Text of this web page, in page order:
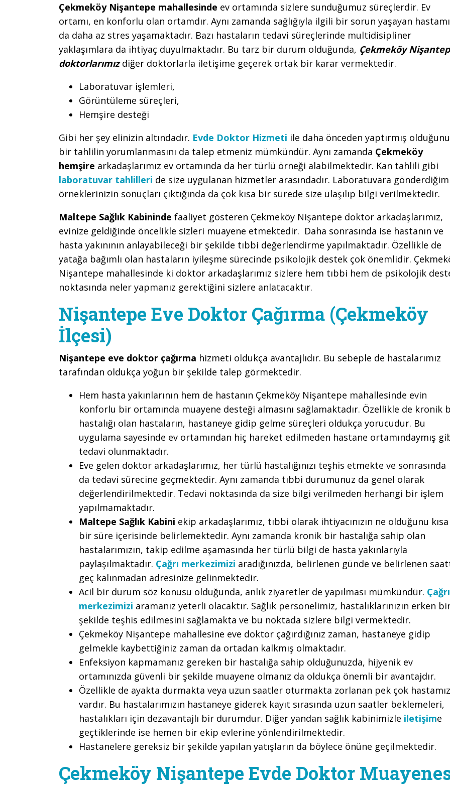
Çekmeköy Nişantepe mahallesinde ev ortamında sizlere sunduğumuz süreçlerdir. Ev
ortamı, en konforlu olan ortamdır. Aynı zamanda sağlığıyla ilgili bir sorun yaşayan
da daha az stres yaşamaktadır. Bazı hastaların tedavi süreçlerinde multidisipliner
yaklaşımlara da ihtiyaç duyulmaktadır. Bu tarz bir durum olduğunda, Çekmeköy
doktorlarımızdiğer doktorlarla iletişime geçerek ortak bir karar vermektedir.
Laboratuvar işlemleri,
Görüntüleme süreçleri,
Hemşire desteği
Gibi her şey elinizin altındadır. Evde Doktor Hizmeti ile daha önceden yaptırmış
bir tahlilin yorumlanmasını da talep etmeniz mümkündür. Aynı zamanda Çekmeköy
hemşire arkadaşlarımız ev ortamında da her türlü örneği alabilmektedir. Kan tahlili gibi
laboratuvar tahlilleri de size uygulanan hizmetler arasındadır. Laboratuvara
örneklerinizin sonuçları çıktığında da çok kısa bir sürede size ulaşılıp bilgi verilmektedir.
Maltepe Sağlık Kabininde faaliyet gösteren Çekmeköy Nişantepe doktor arkadaşlarımız,
evinize geldiğinde öncelikle sizleri muayene etmektedir. Daha sonrasında ise hastanın ve
hasta yakınının anlayabileceği bir şekilde tıbbi değerlendirme yapılmaktadır. Özellikle de
yatağa bağımlı olan hastaların iyileşme sürecinde psikolojik destek çok önemlidir.
Nişantepe mahallesinde ki doktor arkadaşlarımız sizlere hem tıbbi hem de psikolojik
noktasında neler yapmanız gerektiğini sizlere anlatacaktır.
Nişantepe Eve Doktor Çağırma (Çekmeköy
İlçesi)
Nişantepe eve doktor çağırma hizmeti oldukça avantajlıdır. Bu sebeple de hastalarımız
tarafından oldukça yoğun bir şekilde talep görmektedir.
Hem hasta yakınlarının hem de hastanın Çekmeköy Nişantepe mahallesinde evin
konforlu bir ortamında muayene desteği almasını sağlamaktadır. Özellikle de kronik
hastalığı olan hastaların, hastaneye gidip gelme süreçleri oldukça yorucudur. Bu
uygulama sayesinde ev ortamından hiç hareket edilmeden hastane ortamındaymış
tedavi olunmaktadır.
Eve gelen doktor arkadaşlarımız, her türlü hastalığınızı teşhis etmekte ve sonrasında
da tedavi sürecine geçmektedir. Aynı zamanda tıbbi durumunuz da genel olarak
değerlendirilmektedir. Tedavi noktasında da size bilgi verilmeden herhangi bir işlem
yapılmamaktadır.
Maltepe Sağlık Kabini ekip arkadaşlarımız, tıbbi olarak ihtiyacınızın ne olduğunu kısa
bir süre içerisinde belirlemektedir. Aynı zamanda kronik bir hastalığa sahip olan
hastalarımızın, takip edilme aşamasında her türlü bilgi de hasta yakınlarıyla
paylaşılmaktadır. Çağrı merkezimizi aradığınızda, belirlenen günde ve belirlenen
geç kalınmadan adresinize gelinmektedir.
Acil bir durum söz konusu olduğunda, anlık ziyaretler de yapılması mümkündür. Çağrı
merkezimizi aramanız yeterli olacaktır. Sağlık personelimiz, hastalıklarınızın erken
şekilde teşhis edilmesini sağlamakta ve bu noktada sizlere bilgi vermektedir.
Çekmeköy Nişantepe mahallesine eve doktor çağırdığınız zaman, hastaneye gidip
gelmekle kaybettiğiniz zaman da ortadan kalkmış olmaktadır.
Enfeksiyon kapmamanız gereken bir hastalığa sahip olduğunuzda, hijyenik ev
ortamınızda güvenli bir şekilde muayene olmanız da oldukça önemli bir avantajdır.
Özellikle de ayakta durmakta veya uzun saatler oturmakta zorlanan pek çok hastamız
vardır. Bu hastalarımızın hastaneye giderek kayıt sırasında uzun saatler beklemeleri,
hastalıkları için dezavantajlı bir durumdur. Diğer yandan sağlık kabinimizle iletişime
geçtiklerinde ise hemen bir ekip evlerine yönlendirilmektedir.
Hastanelere gereksiz bir şekilde yapılan yatışların da böylece önüne geçilmektedir.
Çekmeköy Nişantepe Evde Doktor